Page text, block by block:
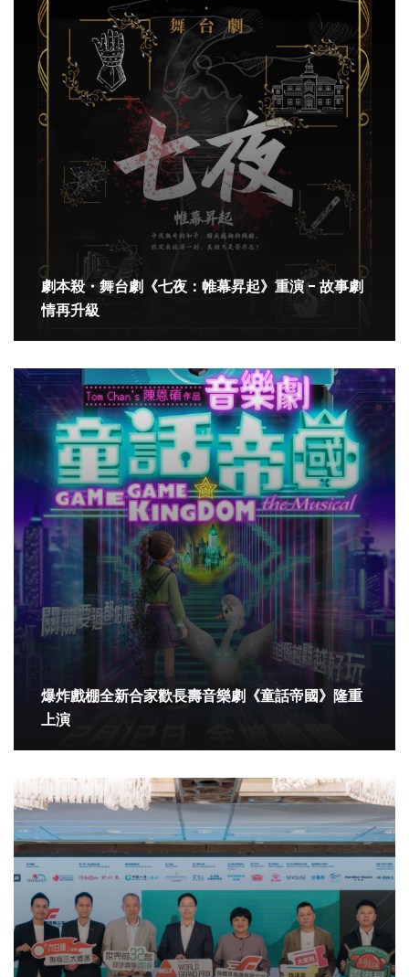
劇本殺・舞台劇《七夜：帷幕昇起》重演 - 故事劇
情再升級
爆炸戲棚全新合家歡長壽音樂劇《童話帝國》隆重
上演